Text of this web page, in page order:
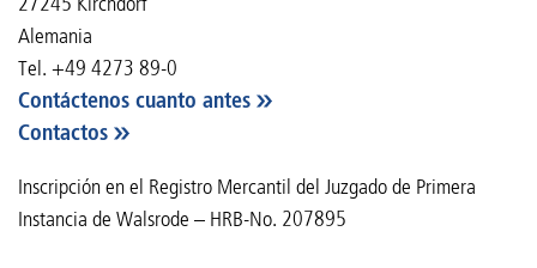
Alemania
Tel. +49 4273 89-0
Contáctenos cuanto antes
Contactos
Inscripción en el Registro Mercantil del Juzgado de Primera
Instancia de Walsrode – HRB-No. 207895